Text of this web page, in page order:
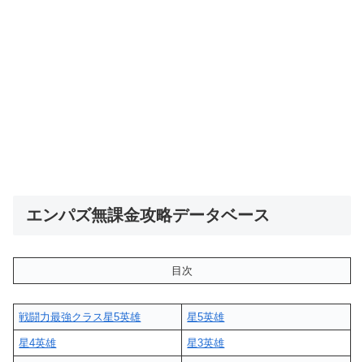
エンパズ無課金攻略データベース
目次
戦闘力最強クラス星5英雄 星5英雄
星4英雄 星3英雄